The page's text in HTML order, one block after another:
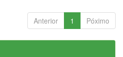
Anterior 1 Póximo